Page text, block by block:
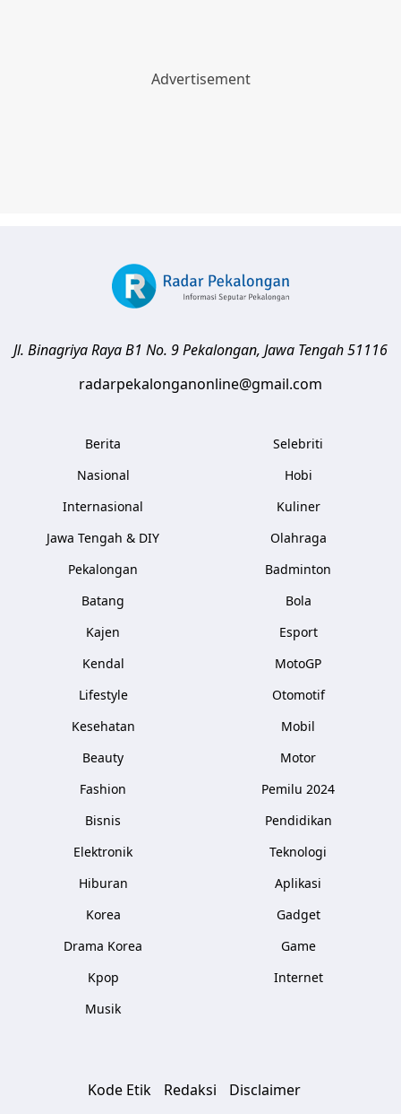
Jl. Binagriya Raya B1 No. 9Pekalongan, Jawa Tengah51116
radarpekalonganonline@gmail.com
Berita
Nasional
Internasional
Jawa Tengah & DIY
Pekalongan
Batang
Kajen
Kendal
Lifestyle
Kesehatan
Beauty
Fashion
Bisnis
Elektronik
Hiburan
Korea
Drama Korea
Kpop
Musik
Selebriti
Hobi
Kuliner
Olahraga
Badminton
Bola
Esport
MotoGP
Otomotif
Mobil
Motor
Pemilu 2024
Pendidikan
Teknologi
Aplikasi
Gadget
Game
Internet
Kode Etik Redaksi
Disclaimer